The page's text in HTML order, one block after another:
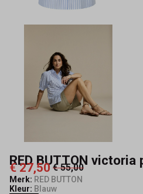
Capisce
Mode
RED BUTTON
€ 27,50 € 55,00
Merk: RED BUTTON
Kleur: Blauw